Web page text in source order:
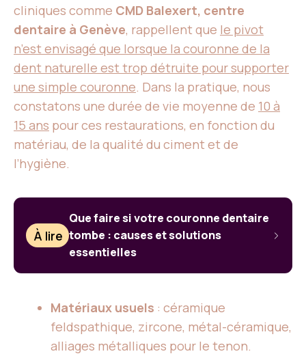
cliniques comme CMD Balexert, centre
dentaire à Genève, rappellent que le pivot
n’est envisagé que lorsque la couronne de la
dent naturelle est trop détruite pour supporter
une simple couronne. Dans la pratique, nous
constatons une durée de vie moyenne de 10 à
15 ans pour ces restaurations, en fonction du
matériau, de la qualité du ciment et de
l’hygiène.
À lire
Que faire si votre couronne dentaire
tombe : causes et solutions
essentielles
Matériaux usuels : céramique
feldspathique, zircone, métal-céramique,
alliages métalliques pour le tenon.